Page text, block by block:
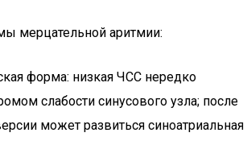
мерцательной аритмии:
форма: низкая ЧСС нередко
слабости синусового узла; после
может развиться синоатриальная